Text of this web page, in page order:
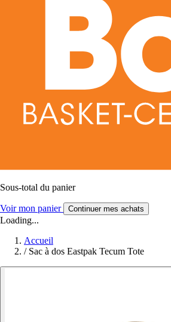
Sous-total du panier
Voir mon panier Continuer mes achats
Loading...
Accueil
/ Sac à dos Eastpak Tecum Tote